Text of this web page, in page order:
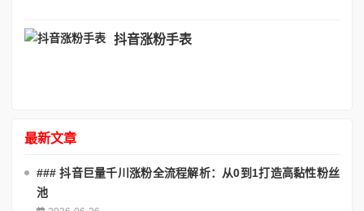
抖音涨粉手表
最新文章
### 抖音巨量千川涨粉全流程解析：从0到1打造高黏性粉丝
池